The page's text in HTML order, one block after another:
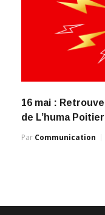
16 mai :
de L’huma
Par Communication